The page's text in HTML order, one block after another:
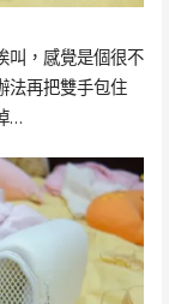
叫，感覺是個很不
法再把雙手包住
…